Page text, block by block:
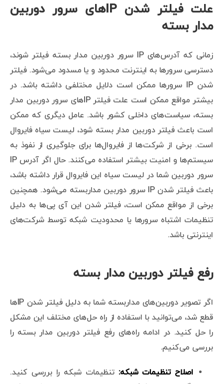
علت فیلتر شدن IPهای سرور دوربین
مدار بسته
زمانی که آدرس‌های IP سرور دوربین مدار بسته فیلتر شوند،
دسترسی سرورها به اینترنت محدود و یا مسدود می‌شود. فیلتر
شدن IP سرورها ممکن است دلایل مختلفی داشته باشد. در
بیشتر مواقع ممکن است علت فیلتر IPهای سرور دوربین مدار
بسته، سیاست‌های داخلی کشور باشد. عامل دیگری که ممکن
است باعث فیلتر دوربین مدار بسته شود، لیست سیاه فایروال
است. برخی از شرکت‌ها از فایروال‌ها برای جلوگیری از نفوذ به
سیستم‌ها و امنیت بیشتر استفاده می‌کنند. حال اگر آدرس IP
سرور دوربین شما در لیست سیاه این فایروال قرار داشته باشد،
باعث فیلتر شدن IP سرور دوربین مداربسته می‌شود. همچنین
برخی از مواقع ممکن است، فیلتر شدن این آی پی‌ها به دلیل
تنظیمات اشتباه سرورها یا محدودیت شبکه توسط شرکت‌های
اینترنتی باشد.
رفع فیلتر دوربین مدار بسته
اگر تصویر دوربین‌های مداربسته شما به دلیل فیلتر شدن IPها
قطع شد، می‌توانید با استفاده از راه حل‌های مختلف این مشکل
را حل کنید. در ادامه راه‌های رفع فیلتر دوربین مدار بسته را
بررسی می‌کنیم.
اصلاح تنظیمات شبکه: تنظیمات شبکه را بررسی کنید.